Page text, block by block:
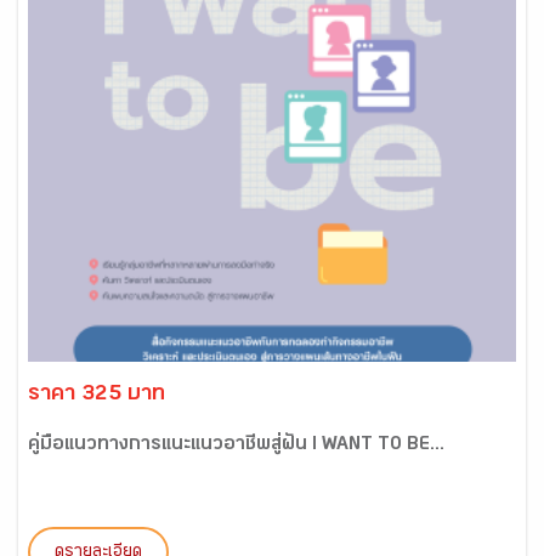
ราคา 325 บาท
คู่มือแนวทางการแนะแนวอาชีพสู่ฝัน I WANT TO BE...